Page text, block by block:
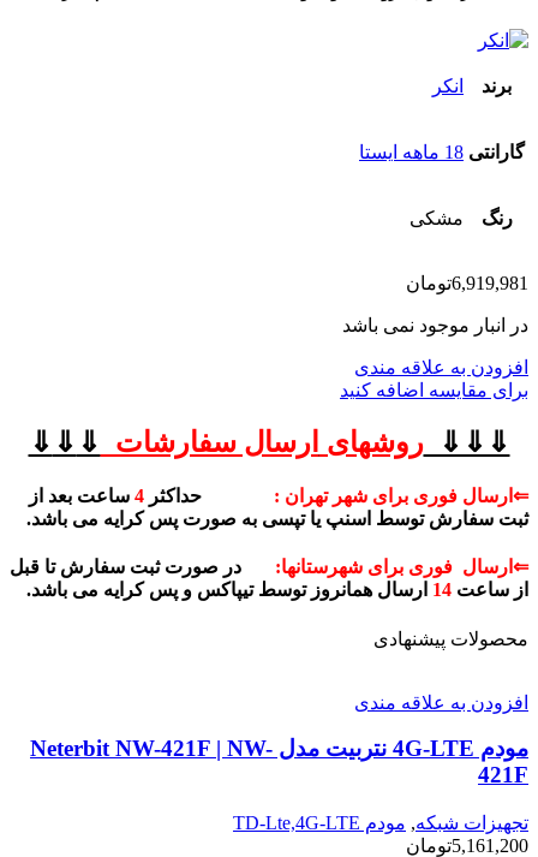
برند انکر
گارانتی 18 ماهه ایستا
رنگ مشکی
6,919,981تومان
در انبار موجود نمی باشد
افزودن به علاقه مندی
برای مقایسه اضافه کنید
⇓⇓⇓روشهای ارسال سفارشات ⇓
⇓
⇓
⇐ارسال فوری برای شهر تهران : حداکثر 4 ساعت بعد از
ثبت سفارش توسط اسنپ یا تپسی به صورت پس کرایه می باشد.
⇐ارسال فوری برای شهرستانها: در صورت ثبت سفارش تا قبل
از ساعت 14 ارسال همانروز توسط تیپاکس و پس کرایه می باشد.
محصولات پیشنهادی
افزودن به علاقه مندی
مودم 4G-LTE نتربیت مدل Neterbit NW-421F | NW-
421F
تجهیزات شبکه, مودم TD-Lte,4G-LTE
5,161,200تومان